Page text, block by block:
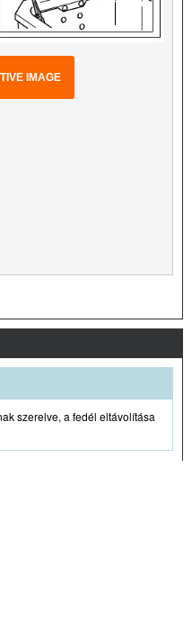
IMAGE
szerelve, a fedél eltávolítása